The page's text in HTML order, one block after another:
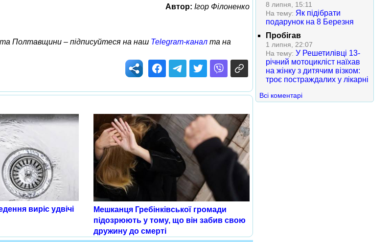
Автор: Ігор Філоненко
та Полтавщини – підписуйтеся на наш Telegram-канал та на
виріс удвічі
Мешканця Гребінківської громади
підозрюють у тому, що він забив свою
дружину до смерті
8 липня, 15:11
На тему: Як підібрати
подарунок на 8 Березня
Пробігав
1 липня, 22:07
На тему: У Решетилівці 13-
річний мотоцикліст наїхав
на жінку з дитячим візком:
троє постраждалих у лікарні
Всі коментарі